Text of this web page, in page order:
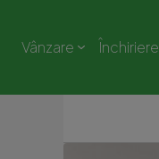
Vânzare Închiriere